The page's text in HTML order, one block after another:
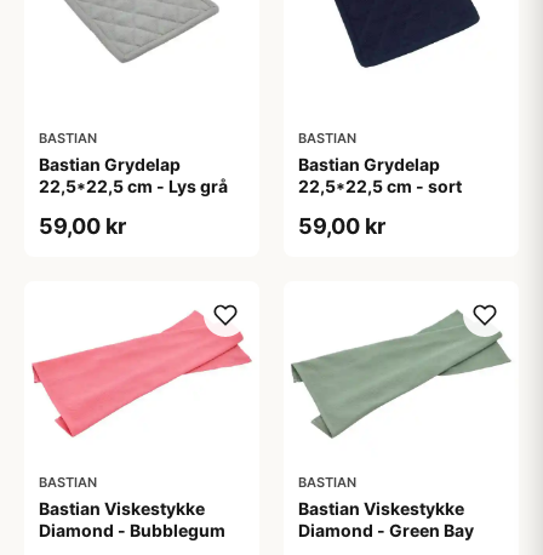
BASTIAN
Bastian Grydelap
22,5*22,5 cm - Lys grå
59,00 kr
BASTIAN
Bastian Grydelap
22,5*22,5 cm - sort
59,00 kr
BASTIAN
Bastian Viskestykke
Diamond - Bubblegum
BASTIAN
Bastian Viskestykke
Diamond - Green Bay